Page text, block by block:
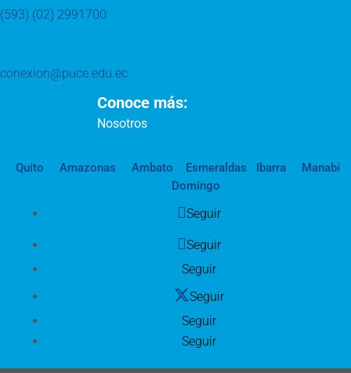
(593) (02) 2991700
conexion@puce.edu.ec
Conoce más:
Nosotros
Quito Amazonas Ambato Esmeraldas Ibarra
Manabí
Domingo
Seguir
Seguir
Seguir
Seguir
Seguir
Seguir